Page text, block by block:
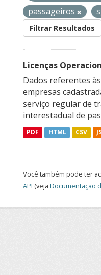
passageiros
Filtrar Resultados
Licenças
Dados referentes
empresas
serviço regular de
interestadual de
PDF HTML CSV
Você também pode ter
API (veja Documentação